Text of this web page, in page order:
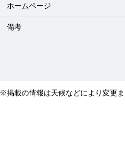
ホームページ
備考
※掲載の情報は天候などにより変更